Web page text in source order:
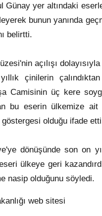
Günay yer altındaki
bunun yanında
belirtti.
açılışı
çinilerin
Camisinin üç kere
bu eserin ülkemize
göstergesi olduğu ifade
dönüşünde son on
ülkeye geri
nasip olduğunu söyledi.
web sitesi